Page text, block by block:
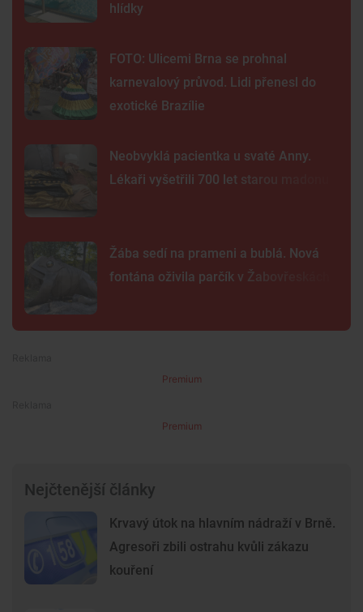
hlídky
FOTO: Ulicemi Brna se prohnal
karnevalový průvod. Lidi přenesl do
exotické Brazílie
Neobvyklá pacientka u svaté Anny.
Lékaři vyšetřili 700 let starou madonu
Žába sedí na prameni a bublá. Nová
fontána oživila parčík v Žabovřeskách
Premium
Premium
Nejčtenější články
Krvavý útok na hlavním nádraží v Brně.
Agresoři zbili ostrahu kvůli zákazu
kouření